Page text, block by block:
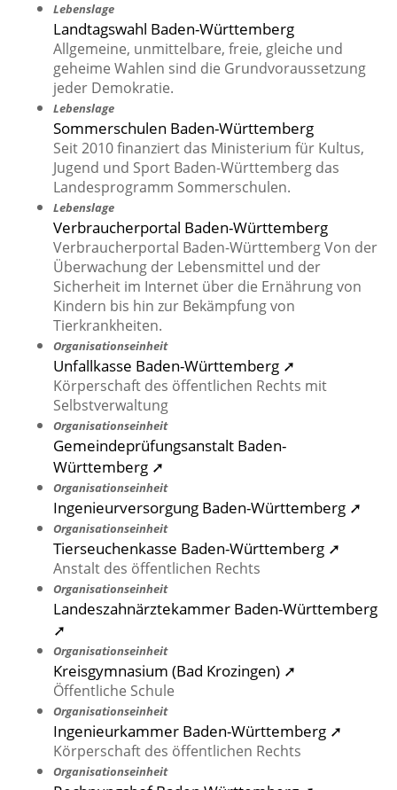
Lebenslage
Landtagswahl Baden-Württemberg
Allgemeine, unmittelbare, freie, gleiche und
geheime Wahlen sind die Grundvoraussetzung
jeder Demokratie.
Lebenslage
Sommerschulen Baden-Württemberg
Seit 2010 finanziert das Ministerium für Kultus,
Jugend und Sport Baden-Württemberg das
Landesprogramm Sommerschulen.
Lebenslage
Verbraucherportal Baden-Württemberg
Verbraucherportal Baden-Württemberg Von der
Überwachung der Lebensmittel und der
Sicherheit im Internet über die Ernährung von
Kindern bis hin zur Bekämpfung von
Tierkrankheiten.
Organisationseinheit
Unfallkasse Baden-Württemberg ➚
Körperschaft des öffentlichen Rechts mit
Selbstverwaltung
Organisationseinheit
Gemeindeprüfungsanstalt Baden-
Württemberg ➚
Organisationseinheit
Ingenieurversorgung Baden-Württemberg ➚
Organisationseinheit
Tierseuchenkasse Baden-Württemberg ➚
Anstalt des öffentlichen Rechts
Organisationseinheit
Landeszahnärztekammer Baden-Württemberg
➚
Organisationseinheit
Kreisgymnasium (Bad Krozingen) ➚
Öffentliche Schule
Organisationseinheit
Ingenieurkammer Baden-Württemberg ➚
Körperschaft des öffentlichen Rechts
Organisationseinheit